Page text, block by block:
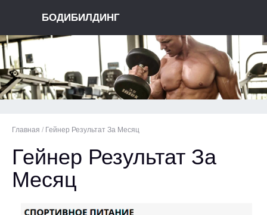
БОДИБИЛДИНГ
Главная / Гейнер Результат За Месяц
Гейнер Результат За
Месяц